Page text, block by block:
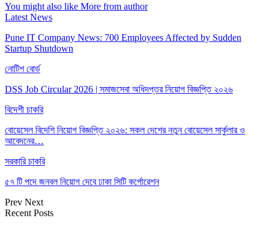
You might also like More from author
Latest News
Pune IT Company News: 700 Employees Affected by Sudden
Startup Shutdown
নোটিশ বোর্ড
DSS Job Circular 2026 | সমাজসেবা অধিদপ্তর নিয়োগ বিজ্ঞপ্তি ২০২৬
বিদেশী চাকরি
বোয়েসেল বিদেশি নিয়োগ বিজ্ঞপ্তি ২০২৬: সকল দেশের নতুন বোয়েসেল সার্কুলার ও
আবেদনের…
সরকারি চাকরি
৫৭ টি পদে জনবল নিয়োগ দেবে ঢাকা সিটি কর্পোরেশন
Prev Next
Recent Posts